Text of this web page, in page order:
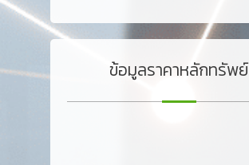
ข้อมูลราคาหลักทรัพย์